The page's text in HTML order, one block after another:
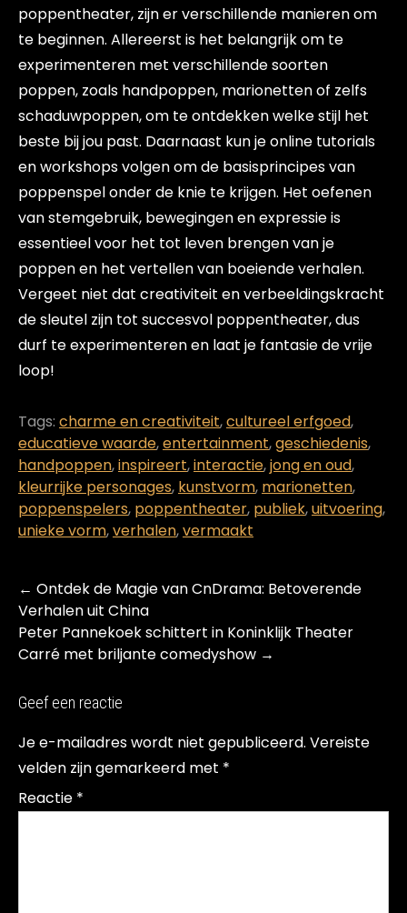
poppentheater, zijn er verschillende manieren om
te beginnen. Allereerst is het belangrijk om te
experimenteren met verschillende soorten
poppen, zoals handpoppen, marionetten of zelfs
schaduwpoppen, om te ontdekken welke stijl het
beste bij jou past. Daarnaast kun je online tutorials
en workshops volgen om de basisprincipes van
poppenspel onder de knie te krijgen. Het oefenen
van stemgebruik, bewegingen en expressie is
essentieel voor het tot leven brengen van je
poppen en het vertellen van boeiende verhalen.
Vergeet niet dat creativiteit en verbeeldingskracht
de sleutel zijn tot succesvol poppentheater, dus
durf te experimenteren en laat je fantasie de vrije
loop!
Tags: charme en creativiteit,cultureel erfgoed,
educatieve waarde,entertainment,geschiedenis,
handpoppen,inspireert,interactie,jong en oud,
kleurrijke personages, kunstvorm, marionetten,
poppenspelers, poppentheater, publiek,uitvoering,
unieke vorm,verhalen,vermaakt
Post
navigation
← Ontdek de Magie van CnDrama: Betoverende
Verhalen uit China
Peter Pannekoek schittert in Koninklijk Theater
Carré met briljante comedyshow →
Geef een reactie
Je e-mailadres wordt niet gepubliceerd. Vereiste
velden zijn gemarkeerd met *
Reactie *